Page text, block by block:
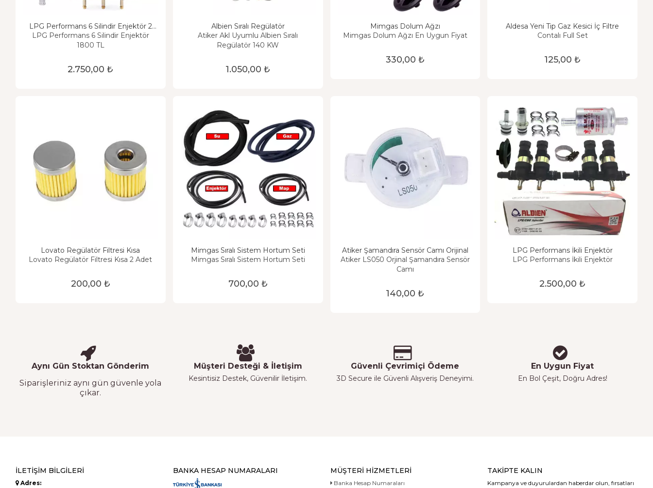
LPG Performans 6 Silindir Enjektör 2
OHM
LPG Performans 6 Silindir Enjektör
1800 TL
2.750,00 ₺
Albien Sıralı Regülatör
Atiker Akl Uyumlu Albien Sıralı
Regülatör 140 KW
1.050,00 ₺
Mimgas Dolum Ağzı
Mimgas Dolum Ağzı En Uygun Fiyat
330,00 ₺
Aldesa Yeni Tip Gaz Kesici İç Filtre
Contalı Full Set
125,00 ₺
Lovato Regülatör Filtresi Kısa
Lovato Regülatör Filtresi Kısa 2 Adet
200,00 ₺
Mimgas Sıralı Sistem Hortum Seti
Mimgas Sıralı Sistem Hortum Seti
700,00 ₺
Atiker Şamandıra Sensör Camı Orijinal
Atiker LS050 Orjinal Şamandıra Sensör
Camı
140,00 ₺
LPG Performans İkili Enjektör
LPG Performans İkili Enjektör
2.500,00 ₺
Aynı Gün Stoktan Gönderim
Siparişleriniz aynı gün güvenle yola
çıkar.
Müşteri Desteği & İletişim
Kesintisiz Destek, Güvenilir İletişim.
Güvenli Çevrimiçi Ödeme
3D Secure ile Güvenli Alışveriş Deneyimi.
En Uygun Fiyat
En Bol Çeşit, Doğru Adres!
İLETIŞIM BILGILERI
Adres:
BANKA HESAP NUMARALARI MÜŞTERI HIZMETLERI
Banka Hesap Numaraları
TAKIPTE KALIN
Kampanya ve duyurulardan haberdar olun, fırsatları